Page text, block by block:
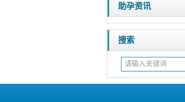
助孕资讯
搜索